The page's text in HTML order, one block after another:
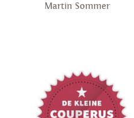
Martin Sommer